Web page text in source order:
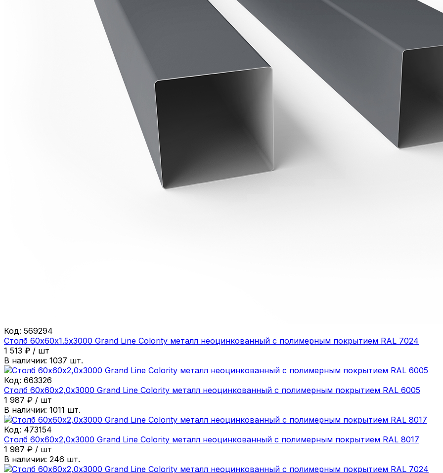
Код: 569294
Столб 60х60х1.5х3000 Grand Line Colority металл неоцинкованный с полимерным покрытием RAL 7024
1 513 ₽ / шт
В наличии: 1037 шт.
Код: 663326
Столб 60х60х2,0х3000 Grand Line Colority металл неоцинкованный с полимерным покрытием RAL 6005
1 987 ₽ / шт
В наличии: 1011 шт.
Код: 473154
Столб 60х60х2,0х3000 Grand Line Colority металл неоцинкованный с полимерным покрытием RAL 8017
1 987 ₽ / шт
В наличии: 246 шт.